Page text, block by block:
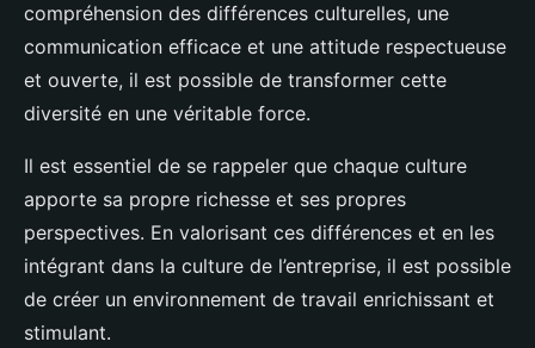
compréhension des différences culturelles, une
communication efficace et une attitude respectueuse
et ouverte, il est possible de transformer cette
diversité en une véritable force.
Il est essentiel de se rappeler que chaque culture
apporte sa propre richesse et ses propres
perspectives. En valorisant ces différences et en les
intégrant dans la culture de l’entreprise, il est possible
de créer un environnement de travail enrichissant et
stimulant.